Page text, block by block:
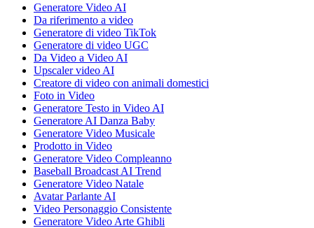
Generatore Video AI
Da riferimento a video
Generatore di video TikTok
Generatore di video UGC
Da Video a Video AI
Upscaler video AI
Creatore di video con animali domestici
Foto in Video
Generatore Testo in Video AI
Generatore AI Danza Baby
Generatore Video Musicale
Prodotto in Video
Generatore Video Compleanno
Baseball Broadcast AI Trend
Generatore Video Natale
Avatar Parlante AI
Video Personaggio Consistente
Generatore Video Arte Ghibli